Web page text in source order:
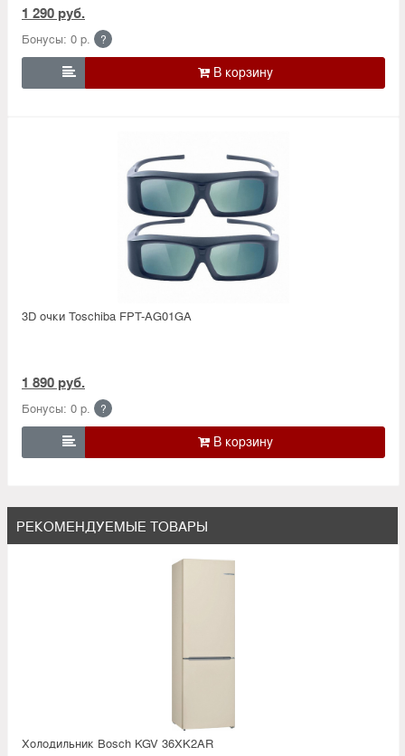
1 290 руб.
Бонусы: 0 р. ?

3D очки Toschiba FPT-AG01GA
1 890 руб.
Бонусы: 0 р. ?

РЕКОМЕНДУЕМЫЕ ТОВАРЫ
Холодильник Bosсh KGV 36XK2AR